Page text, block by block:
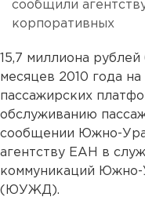
сообщили
корпоративных
15,7 миллиона
месяцев 2010 года
пассажирских
обслуживанию
сообщении Южно-
агентству ЕАН в
коммуникаций Южно-
(ЮУЖД).